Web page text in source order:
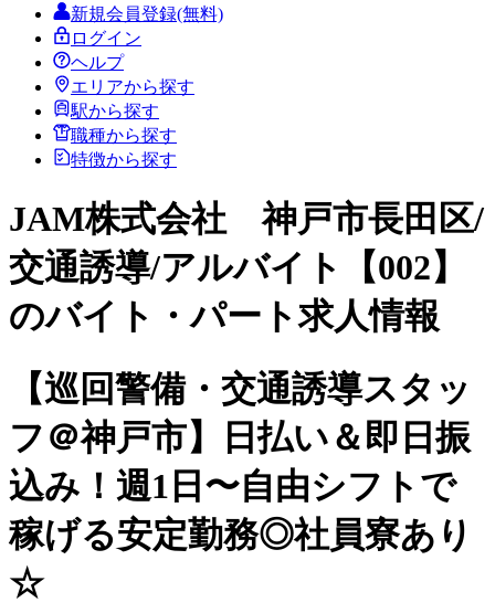
新規会員登録(無料)
ログイン
ヘルプ
エリアから探す
駅から探す
職種から探す
特徴から探す
JAM株式会社 神戸市長田区/
交通誘導/アルバイト【002】
のバイト・パート求人情報
【巡回警備・交通誘導スタッ
フ＠神戸市】日払い＆即日振
込み！週1日〜自由シフトで
稼げる安定勤務◎社員寮あり
☆